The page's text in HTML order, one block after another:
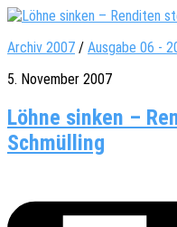
Archiv 2007 / Ausgabe 06 -
5. November 2007
Löhne sinken –
Schmülling